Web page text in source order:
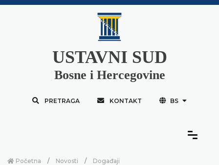
USTAVNI SUD
Bosne i Hercegovine
PRETRAGA KONTAKT BS
Početna Novosti Događaji